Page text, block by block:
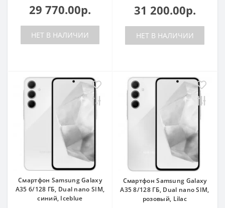
29 770.00р.
НЕТ В НАЛИЧИИ
31 200.00р.
НЕТ В НАЛИЧИИ
Смартфон Samsung Galaxy
A35 6/128 ГБ, Dual nano SIM,
синий, Iceblue
Смартфон Samsung Galaxy
A35 8/128 ГБ, Dual nano SIM,
розовый, Lilac